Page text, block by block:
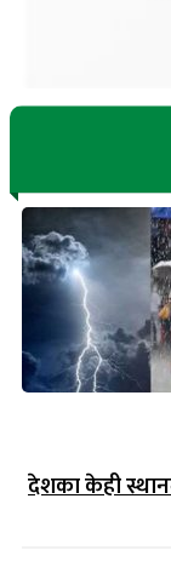
देशका केही